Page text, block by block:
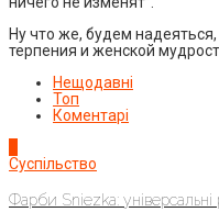
Ну что же, будем
терпения и женской
Нещодавні
Топ
Коментарі
Суспільство
Фарби Sniezka: універсальні